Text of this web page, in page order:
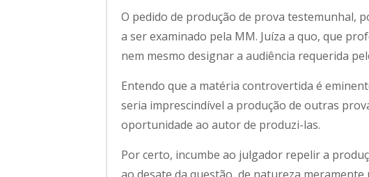
O pedido de produção de prova testemunhal,
a ser examinado pela MM. Juíza a quo, que
nem mesmo designar a audiência requerida
Entendo que a matéria controvertida é
seria imprescindível a produção de outras
oportunidade ao autor de produzi-las.
Por certo, incumbe ao julgador repelir a